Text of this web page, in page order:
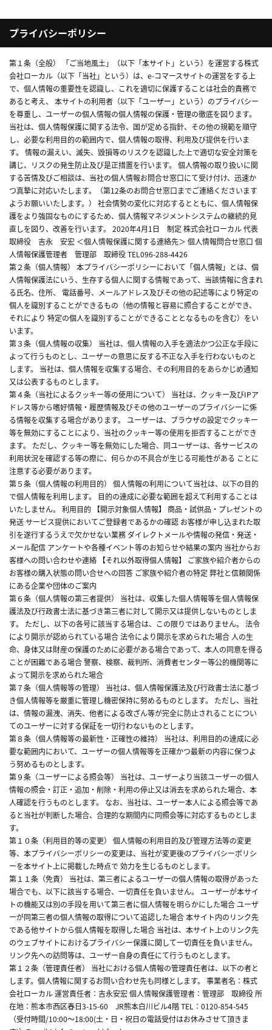
プライバシーポリシー
第１条（全般） 「ご当地風土」（以下「本サイト」という）を運営する株式
会社ローカル（以下「当社」という）は、e-コマースサイトの運営をする上
で、個人情報の重要性を認識し、これを適切に保護することは社会的責務で
あると考え、 本サイトの利用者（以下「ユーザー」という）のプライバシー
を尊重し、ユーザーの個人情報の個人情報の保護・管理の徹底を図ります。
当社は、個人情報保護に関する法令、国が定める指針、その他の規範を順守
し、必要な利用目的の範囲内で、個人情報の取得、利用及び提供を行いま
す。 情報の漏えい、滅失、毀損等のリスクを認識した上で適切な安全対策を
講じ、リスクの発生防止及び是正措置を行います。 個人情報の取り扱いに関
する苦情及びご相談は、当社の個人情報お問合せ窓口にて受け付け、迅速か
つ真摯に対応いたします。（第12条のお問合せ窓口までご連絡くださいます
ようお願いいたします。） 社会情勢の変化に対応するとともに、個人情報保
護をより強固なものにするため、個人情報マネジメントシステムの継続的見
直しを図り、改善を行います。 2020年4月1日 制定 株式会社ローカル 代表
取締役 吉永 安宏 ＜個人情報保護に関する連絡先＞ 個人情報問合せ窓口 個
人情報保護管理者 管理部 取締役 TEL096-288-4426
第２条（個人情報） 本プライバシーポリシーにおいて「個人情報」とは、個
人情報保護法にいう、生存する個人に関する情報であって、当該情報に含まれ
る氏名、住所、 電話番号、メールアドレス及びその他の記述等により特定の
個人を識別することができるもの（他の情報と容易に照合することができ、
それにより 特定の個人を識別することができることとなるものを含む）をい
います。
第３条（個人情報の収集） 当社は、個人情報の入手を適法かつ公正な手段に
よって行うものとし、ユーザーの意思に反する不正な入手を行わないものと
します。 当社は、個人情報を収集する場合、その利用目的をあらかじめ通知
又は公表するものとします。
第４条（当社によるクッキー等の使用について） 当社は、クッキー及びIPア
ドレス等から嗜好情報・履歴情報及びその他のユーザーのプライバシーに係
る情報を収集する場合があります。 ユーザーは、ブラウザの設定でクッキー
等を無効にすることにより、当社のクッキー等の使用を拒否することができ
ます。 ただし、クッキー等を無効にした場合、同ユーザーは、各サービスの
利用状況を確認する等の際に、何らかの不具合が生じる可能性がある ことに
注意する必要があります。
第５条（個人情報の利用目的） 個人情報の利用について当社は、以下の目的
で個人情報を利用します。 目的の達成に必要な範囲を超えて利用することは
いたしません。 利用目的 【開示対象個人情報】 商品・試供品・プレゼントの
発送 サービス提供においてご登録者であるかの確認 お客様が申し込まれた取
引を遂行するうえで欠かせない業務 ダイレクトメールや情報の発信・発送・
メール配信 アンケートや各種イベント等のお知らせや結果の案内 当社からお
客様への問い合わせや連絡 【それ以外取得個人情報】 ご家族や紹介者からの
お客様の購入状態の問い合せへの回答 ご家族や紹介者の特定 弊社と信頼関係
にある企業や団体のご案内
第６条（個人情報の第三者提供） 当社は、収集した個人情報等を個人情報保
護法及び行政書士法に基づき第三者に対して開示又は提供しないものとしま
す。 ただし、以下の各号に該当する場合は、この限りではありません。 法令
により開示が認められている場合 法令により開示を求められた場合 人の生
命、身体又は財産の保護のために必要がある場合であって、本人の同意を得る
ことが困難である場合 警察、検察、裁判所、消費者センター等公的機関等に
よって開示を求められた場合
第７条（個人情報等の管理） 当社は、個人情報保護法及び行政書士法に基づ
き個人情報等を厳重に管理し機密保持に努めるものとします。 ただし、当社
は、情報の漏洩、消失、他者による改ざん等が完全に防止されることについ
てのユーザーに対する保証を一切行わないものとします。
第８条（個人情報等の最新性・正確性の維持） 当社は、利用目的の達成に必
要な範囲内において、ユーザーの個人情報等を正確かつ最新の内容に保つよ
う努めるものとします。
第９条（ユーザーによる照会等） 当社は、ユーザーより当該ユーザーの個人
情報の照会・訂正・追加・削除・利用の停止又は消去を求められた場合、本
人確認を行うものとします。 なお、当社は、ユーザー本人による照会等であ
ると当社が判断した場合、合理的な期間内に同照会等に対応するものとしま
す。
第１０条（利用目的等の変更） 個人情報の利用目的及び管理方法等の変更
等、本プライバシーポリシーの変更は、当社が変更後のプライバシーポリシ
ーを本サイト上に掲載した時点で 効力を生じるものとします。
第１１条（免責） 当社は、第三者によるユーザーの個人情報の取得があった
場合でも、以下に該当する場合、一切責任を負いません。 ユーザーが本サイ
トの機能又は別の手段を用いて第三者に個人情報を明らかにした場合 ユーザ
ーが同第三者の個人情報の取得について追認した場合 本サイト内のリンク先
である他サイトから個人情報を取得した場合 当社は、本サイト上のリンク先
のウェブサイトにおけるプライバシー保護に関して一切責任を負いません。
リンク先への訪問等は、ユーザー自身の責任にて行うものとします。
第１２条（管理責任者） 当社における個人情報の管理責任者は、以下の者と
します。個人情報に関するお問い合わせ先も同様とします。 事業者名：株式
会社ローカル 運営責任者：吉永安宏 個人情報保護管理者：管理部 取締役 所
在地：熊本市西区春日3-15-60 JR熊本白川ビル4階 TEL：0120-854-545
（受付時間/10:00～18:00(土・日・祝日の電話受付はお休みさせて頂きま